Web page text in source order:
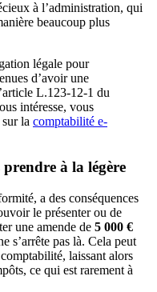
à l’administration, qui
beaucoup plus
légale pour
d’avoir une
L.123-12-1 du
intéresse, vous
la comptabilité e-
à la légère
a des conséquences
le présenter ou de
une amende de 5 000 €
s’arrête pas là. Cela peut
laissant alors
ce qui est rarement à